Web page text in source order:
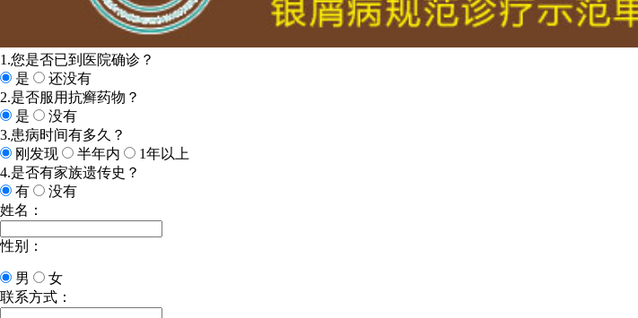
1.您是否已到医院确诊？
是
还没有
2.是否服用抗癣药物？
是
没有
3.患病时间有多久？
刚发现
半年内
1年以上
4.是否有家族遗传史？
有
没有
姓名：
性别：
男
女
联系方式：